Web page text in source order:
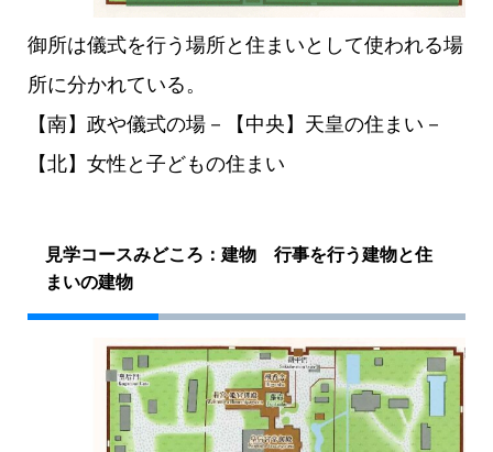
御所は儀式を行う場所と住まいとして使われる場
所に分かれている。
【南】政や儀式の場－【中央】天皇の住まい－
【北】女性と子どもの住まい
見学コースみどころ：建物 行事を行う建物と住
まいの建物